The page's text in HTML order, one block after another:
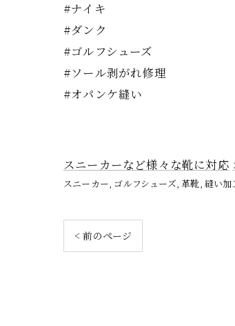
#ナイキ
#ダンク
#ゴルフシューズ
#ソール剥がれ修理
#オパンケ縫い
スニーカーなど様々な靴に対応
スニーカー ゴルフシューズ 革靴 縫い加
< 前のページ